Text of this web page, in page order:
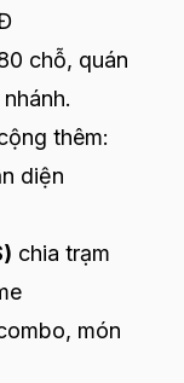
chỗ, quán
thêm:
diện
chia trạm
món